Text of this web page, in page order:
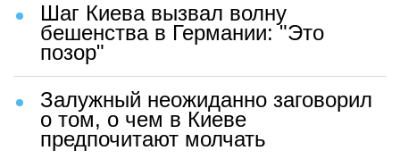
Шаг Киева вызвал волну
бешенства в Германии: "Это
позор"
Залужный неожиданно заговорил
о том, о чем в Киеве
предпочитают молчать